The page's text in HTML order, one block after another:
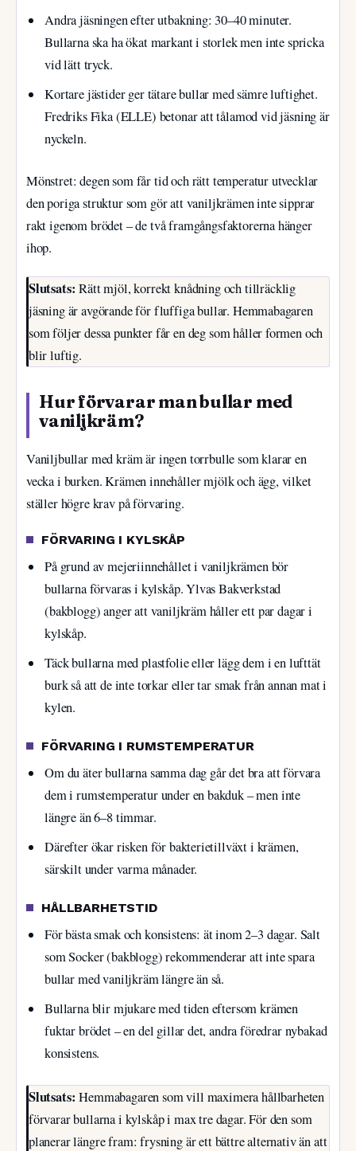
Andra jäsningen efter utbakning: 30–40 minuter.
Bullarna ska ha ökat markant i storlek men inte spricka
vid lätt tryck.
Kortare jästider ger tätare bullar med sämre luftighet.
Fredriks Fika (ELLE) betonar att tålamod vid jäsning är
nyckeln.
Mönstret: degen som får tid och rätt temperatur utvecklar
den poriga struktur som gör att vaniljkrämen inte sipprar
rakt igenom brödet – de två framgångsfaktorerna hänger
ihop.
Slutsats: Rätt mjöl, korrekt knådning och tillräcklig
jäsning är avgörande för fluffiga bullar. Hemmabagaren
som följer dessa punkter får en deg som håller formen och
blir luftig.
Hur förvarar man bullar med
vaniljkräm?
Vaniljbullar med kräm är ingen torrbulle som klarar en
vecka i burken. Krämen innehåller mjölk och ägg, vilket
ställer högre krav på förvaring.
FÖRVARING I KYLSKÅP
På grund av mejeriinnehållet i vaniljkrämen bör
bullarna förvaras i kylskåp. Ylvas Bakverkstad
(bakblogg) anger att vaniljkräm håller ett par dagar i
kylskåp.
Täck bullarna med plastfolie eller lägg dem i en lufttät
burk så att de inte torkar eller tar smak från annan mat i
kylen.
FÖRVARING I RUMSTEMPERATUR
Om du äter bullarna samma dag går det bra att förvara
dem i rumstemperatur under en bakduk – men inte
längre än 6–8 timmar.
Därefter ökar risken för bakterietillväxt i krämen,
särskilt under varma månader.
HÅLLBARHETSTID
För bästa smak och konsistens: ät inom 2–3 dagar. Salt
som Socker (bakblogg) rekommenderar att inte spara
bullar med vaniljkräm längre än så.
Bullarna blir mjukare med tiden eftersom krämen
fuktar brödet – en del gillar det, andra föredrar nybakad
konsistens.
Slutsats: Hemmabagaren som vill maximera hållbarheten
förvarar bullarna i kylskåp i max tre dagar. För den som
planerar längre fram: frysning är ett bättre alternativ än att